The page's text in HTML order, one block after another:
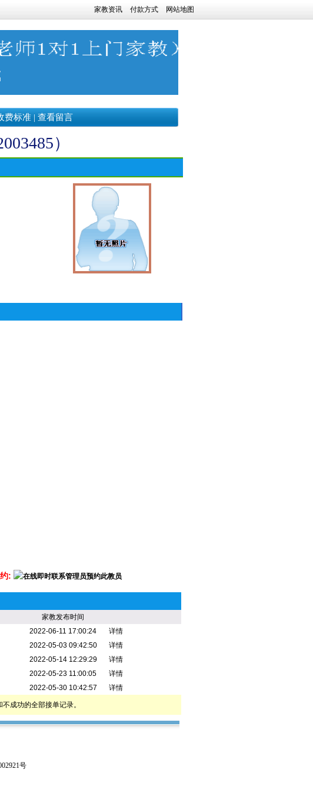
家教资讯 付款方式 网站地图
费标准 | 查看留言
）
:
家教发布时间
2022-06-11 17:00:24
详情
2022-05-03 09:42:50
详情
2022-05-14 12:29:29
详情
2022-05-23 11:00:05
详情
2022-05-30 10:42:57 详情
成功的全部接单记录。
号